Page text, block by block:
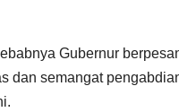
Gubernur
dan semangat